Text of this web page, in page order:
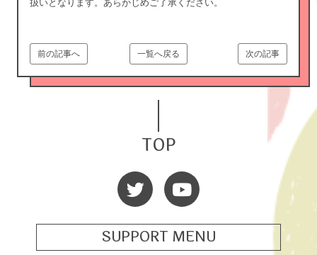
扱いとなります。あらかじめご了承ください。
次の記事
一覧へ戻る
前の記事へ
TOP
SUPPORT MENU